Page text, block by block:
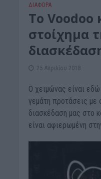
ΔΙΆΦΟΡΑ
Το Voodoo
στοίχημα
25 Απριλίου 2018
Ο χειμώνας είναι
γεμάτη προτάσεις με
διασκέδαση μας στο
είναι αφιερωμένη